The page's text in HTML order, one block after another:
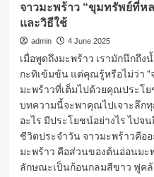
9
อาหาร
ช่วย
นอน
หลับ
สบาย
บอก
ลา
อาการ
ไม่
หลับ
จาวมะพร้าว “ขุมทรัพย์ที่ห
และวิธีใช้
admin 4 June 2025
เมื่อพูดถึงมะพร้าว เรามักนึกถึ
กะทิเข้มข้น แต่คุณรู้หรือไม่ว่า "
มะพร้าวที่เต็มไปด้วยคุณประโ
บทความนี้จะพาคุณไปเจาะลึกทุ
อะไร มีประโยชน์อย่างไร ไปจ
ชีวิตประจำวัน จาวมะพร้าวคืออ
มะพร้าว คือส่วนของต้นอ่อนมะ
ลักษณะเป็นก้อนกลมสีขาว ฟูค